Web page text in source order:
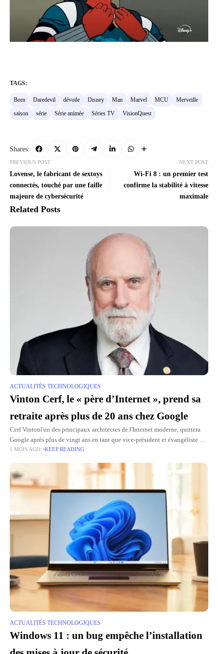
TAGS:
Born Daredevil dévoile Disney Man Marvel MCU
Merveille
saison
série Série animée Séries TV VisionQuest
Shares:
PREVIOUS POST
Lovense, le fabricant de sextoys
connectés, touché par une faille
majeure de cybersécurité
NEXT POST
Wi-Fi 8 : un premier test
confirme la stabilité à vitesse
maximale
Related Posts
ACTUALITÉS TECHNOLOGIQUES
Vinton Cerf, le « père d’Internet », prend sa
retraite après plus de 20 ans chez Google
Cerf Vintonl'un des principaux architectes de l'Internet moderne, quittera
Google après plus de vingt ans en tant que vice-président et évangéliste en
chef d'Internet. A 83 ans, le Cerf termine
1 MOIS AGO KEEP READING
ACTUALITÉS TECHNOLOGIQUES
Windows 11 : un bug empêche l’installation